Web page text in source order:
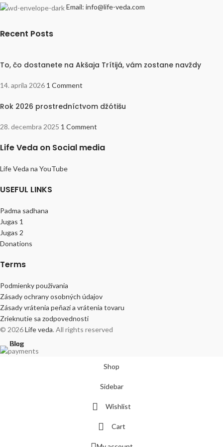
Blog
Blog
Blog
Blog
Blog
Blog
Blog
Blog
Blog
Blog
Email: info@life-veda.com
Recent Posts
To, čo dostanete na Akšaja Trítijá, vám zostane navždy
14. apríla 2026 1 Comment
Rok 2026 prostredníctvom džótišu
28. decembra 2025 1 Comment
Life Veda on Social media
Life Veda na YouTube
USEFUL LINKS
Padma sadhana
Jugas 1
Jugas 2
Donations
Terms
Podmienky používania
Zásady ochrany osobných údajov
Zásady vrátenia peňazí a vrátenia tovaru
Zrieknutie sa zodpovednosti
© 2026Life veda. All rights reserved
Shop
Sidebar
Wishlist
Cart